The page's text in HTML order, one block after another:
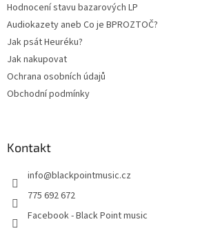
Hodnocení stavu bazarových LP
Audiokazety aneb Co je BPROZTOČ?
Jak psát Heuréku?
Jak nakupovat
Ochrana osobních údajů
Obchodní podmínky
Kontakt
info@blackpointmusic.cz
775 692 672
Facebook - Black Point music